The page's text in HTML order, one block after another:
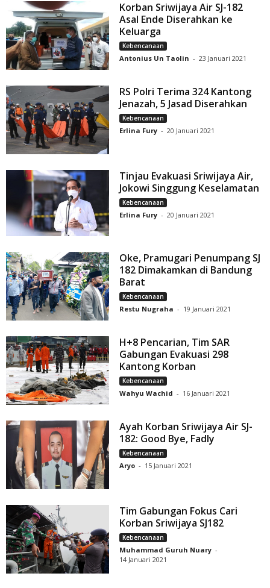
Korban Sriwijaya Air SJ-182
Asal Ende Diserahkan ke
Keluarga
Kebencanaan
Antonius Un Taolin - 23 Januari 2021
RS Polri Terima 324 Kantong
Jenazah, 5 Jasad Diserahkan
Kebencanaan
Erlina Fury - 20 Januari 2021
Tinjau Evakuasi Sriwijaya Air,
Jokowi Singgung Keselamatan
Kebencanaan
Erlina Fury - 20 Januari 2021
Oke, Pramugari Penumpang SJ
182 Dimakamkan di Bandung
Barat
Kebencanaan
Restu Nugraha - 19 Januari 2021
H+8 Pencarian, Tim SAR
Gabungan Evakuasi 298
Kantong Korban
Kebencanaan
Wahyu Wachid - 16 Januari 2021
Ayah Korban Sriwijaya Air SJ-
182: Good Bye, Fadly
Kebencanaan
Aryo - 15 Januari 2021
Tim Gabungan Fokus Cari
Korban Sriwijaya SJ182
Kebencanaan
Muhammad Guruh Nuary -
14 Januari 2021